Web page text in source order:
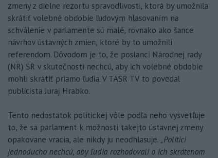
zmeny z dielne rezortu spravodlivosti, ktorá by umožnila
skrátiť volebné obdobie ľudovým hlasovaním na
schválenie v parlamente sú malé, rovnako ako šance
návrhov ústavných zmien, ktoré by to umožnili
referendom. Dôvodom je to, že poslanci Národnej rady
(NR) SR v skutočnosti nechcú, aby ich volebné obdobie
mohli skrátiť priamo ľudia. V TASR TV to povedal
publicista Juraj Hrabko.
Tento nedostatok politickej vôle podľa neho vysvetľuje
to, že sa parlament k možnosti takejto ústavnej zmeny
opakovane vracia, ale nikdy ju neodhlasuje. „Politici
jednoducho nechcú, aby ľudia rozhodovali o ich skrátenom